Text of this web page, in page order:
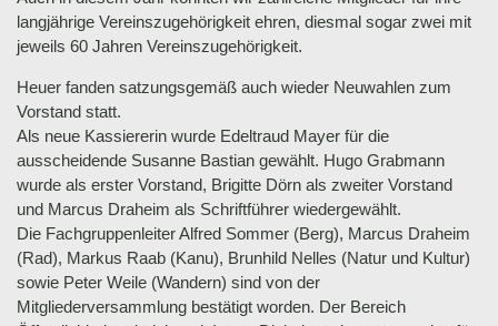
langjährige Vereinszugehörigkeit ehren, diesmal sogar zwei mit
jeweils 60 Jahren Vereinszugehörigkeit.
Heuer fanden satzungsgemäß auch wieder Neuwahlen zum
Vorstand statt.
Als neue Kassiererin wurde Edeltraud Mayer für die
ausscheidende Susanne Bastian gewählt. Hugo Grabmann
wurde als erster Vorstand, Brigitte Dörn als zweiter Vorstand
und Marcus Draheim als Schriftführer wiedergewählt.
Die Fachgruppenleiter Alfred Sommer (Berg), Marcus Draheim
(Rad), Markus Raab (Kanu), Brunhild Nelles (Natur und Kultur)
sowie Peter Weile (Wandern) sind von der
Mitgliederversammlung bestätigt worden. Der Bereich